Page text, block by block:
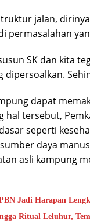
jalan,
permasalahan
SK dan kita
dipersoalkan.
dapat
hal tersebut,
seperti
daya
asli kampung
Jadi Harapan
Ritual Leluhur,